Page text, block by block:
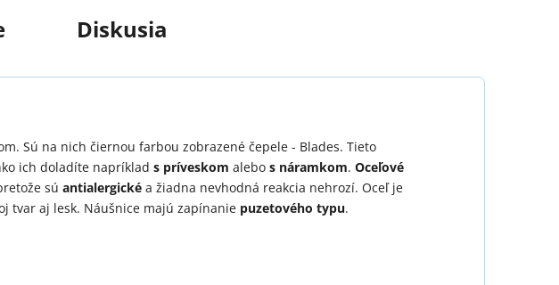
Diskusia
Sú na nich čiernou farbou zobrazené čepele - Blades. Tieto
ich doladíte napríklad s príveskom alebo s náramkom. Oceľové
sú antialergické a žiadna nevhodná reakcia nehrozí. Oceľ je
tvar aj lesk. Náušnice majú zapínanie puzetového typu.